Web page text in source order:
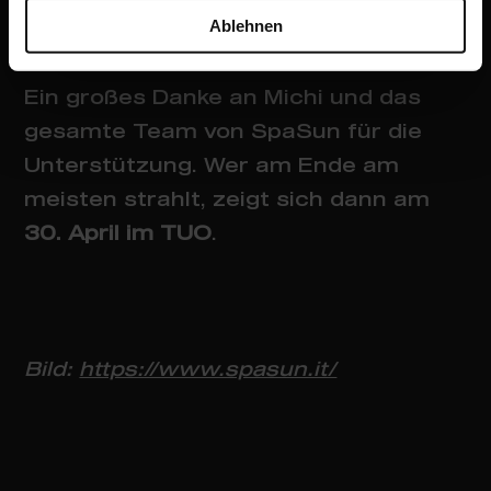
Ablehnen
Ausreden für unsere Männer.
Ein großes Danke an Michi und das
gesamte Team von SpaSun für die
Unterstützung. Wer am Ende am
meisten strahlt, zeigt sich dann am
30. April im TUO.
Bild: https://www.spasun.it/